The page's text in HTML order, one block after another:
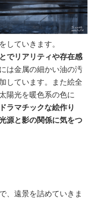
していきます。
でリアリティや存在感
は金属の細かい油の汚
しています。また絵全
陽光を暖色系の色に
ドラマチックな絵作り
源と影の関係に気をつ
、遠景を詰めていきま